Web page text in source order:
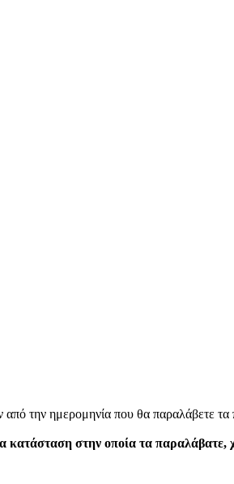
την ημερομηνία που θα παραλάβετε
κατάσταση στην οποία τα